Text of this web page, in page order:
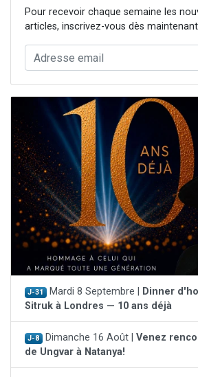
Pour recevoir chaque semaine les
articles, inscrivez-vous dès
J-31 Mardi 8 Septembre |
Dinner
Sitruk à Londres — 10 ans déjà
J-8 Dimanche 16 Août | Venez
de Ungvar à Natanya!